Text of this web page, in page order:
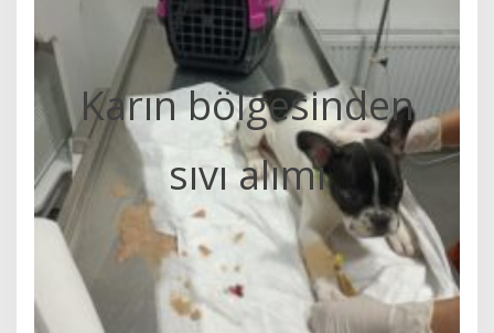
Karın bölgesinden
sıvı alımı